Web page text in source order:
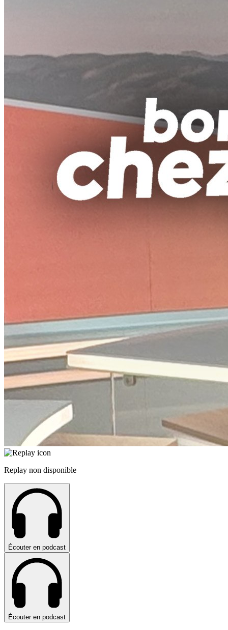
Replay non disponible
Écouter en podcast
Écouter en podcast